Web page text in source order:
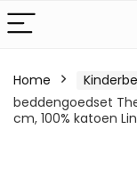
Home
beddengoedset
cm, 100% katoen